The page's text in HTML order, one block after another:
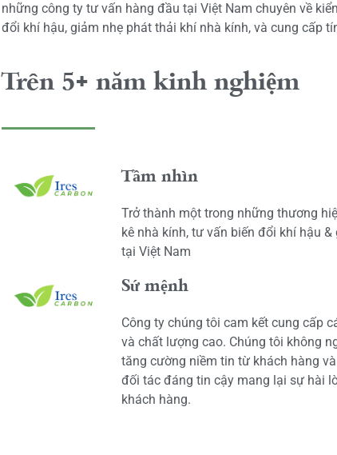
những công ty tư vấn hàng đầu tại Việt Nam chuyên về
đổi khí hậu, giảm nhẹ phát thải khí nhà kính, và cung cấp
Trên 5+ năm kinh nghiệm
Tầm nhìn
Trở thành một trong những thương
kê nhà kính, tư vấn biến đổi khí hậu
tại Việt Nam
Sứ mệnh
Công ty chúng tôi cam kết cung cấp
và chất lượng cao. Chúng tôi không
tăng cường niềm tin từ khách hàng
đối tác đáng tin cậy mang lại sự hài
khách hàng.